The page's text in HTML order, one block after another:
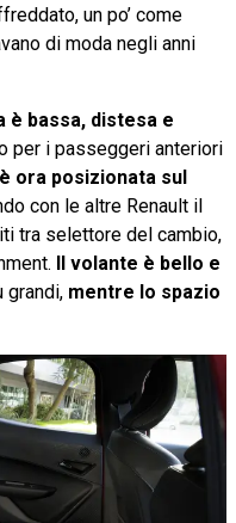
un po’ come
di moda negli anni
è bassa, distesa e
per i passeggeri anteriori
ora posizionata sul
con le altre Renault il
tra selettore del cambio,
Il volante è bello e
grandi, mentre lo spazio